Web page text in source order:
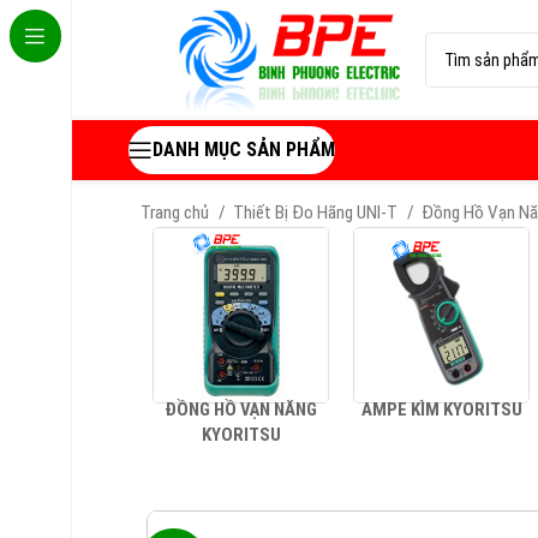
DANH MỤC SẢN PHẨM
Trang chủ Thiết Bị Đo Hãng UNI-T Đồng Hồ Vạn
ĐỒNG HỒ VẠN NĂNG
KYORITSU
AMPE KÌM KYORITSU